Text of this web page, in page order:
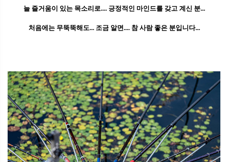
늘 즐거움이 있는 목소리로.... 긍정적인 마인드를 갖고 계신 분...
처음에는 무뚝뚝해도... 조금 알면.... 참 사람 좋은 분입니다...